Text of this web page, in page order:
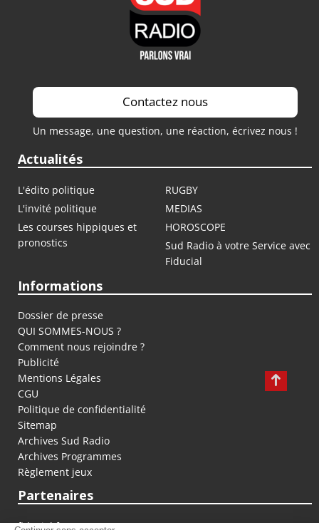
Contactez nous
Un message, une question, une réaction, écrivez nous !
Actualités
L'édito politique
RUGBY
L'invité politique
MEDIAS
Les courses hippiques et
pronostics
HOROSCOPE
Sud Radio à votre Service avec
Fiducial
Informations
Dossier de presse
QUI SOMMES-NOUS ?
Comment nous rejoindre ?
Publicité
Mentions Légales
CGU
Politique de confidentialité
Sitemap
Archives Sud Radio
Archives Programmes
Règlement jeux
Partenaires
fiducial.fr